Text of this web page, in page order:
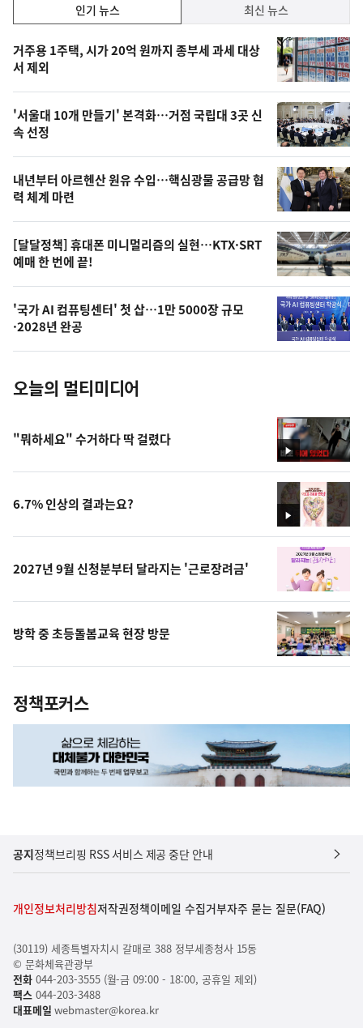
기,
최
신,
오
늘
의
영
상
오
늘
의
사
진
인기 뉴스 최신 뉴스
인
기
뉴
스
거주용 1주택, 시가 20억 원까지 종부세 과세 대상
서 제외
'서울대 10개 만들기' 본격화…거점 국립대 3곳 신
속 선정
내년부터 아르헨산 원유 수입…핵심광물 공급망 협
력 체계 마련
[달달정책] 휴대폰 미니멀리즘의 실현…KTX·SRT
예매 한 번에 끝!
'국가 AI 컴퓨팅센터' 첫 삽…1만 5000장 규모
·2028년 완공
오늘의 멀티미디어
영
상
"뭐하세요" 수거하다 딱 걸렸다
영
상
6.7% 인상의 결과는요?
2027년 9월 신청분부터 달라지는 '근로장려금'
방학 중 초등돌봄교육 현장 방문
정책포커스
공지정책브리핑 RSS 서비스 제공 중단 안내
개인정보처리방침저작권정책이메일 수집거부자주 묻는 질문(FAQ)
(30119) 세종특별자치시 갈매로 388 정부세종청사 15동
© 문화체육관광부
전화044-203-3555 (월-금 09:00 - 18:00, 공휴일 제외)
팩스044-203-3488
대표메일 webmaster@korea.kr